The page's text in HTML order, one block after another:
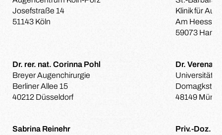
Josefstraße 14
51143 Köln
Klinik für
Am
59073
Dr. rer. nat. Corinna Pohl
Breyer Augenchirurgie
Berliner Allee 15
40212 Düsseldorf
Dr. Verena
Universitäts-
48149
Sabrina Reinehr
Priv.-Doz.